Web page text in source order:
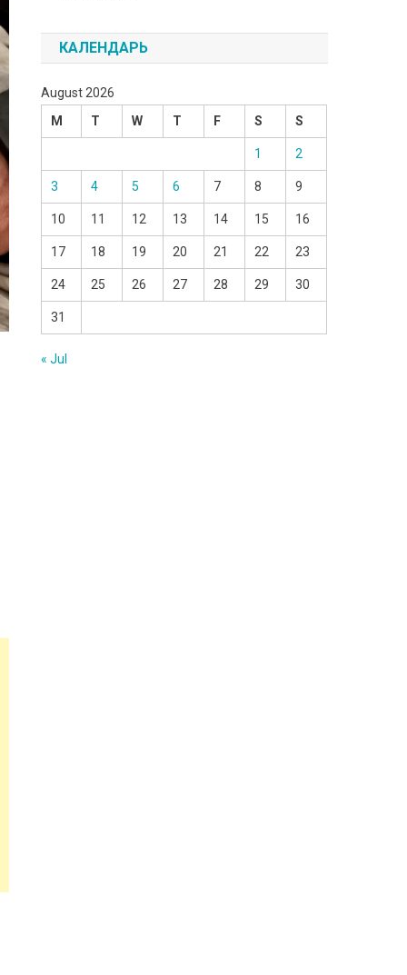
КАЛЕНДАРЬ
August 2026
M
T W T F S S
1 2
3 4 5 6 7 8 9
10 11 12 13 14 15 16
17 18 19 20 21 22 23
24 25 26 27 28 29 30
31
« Jul